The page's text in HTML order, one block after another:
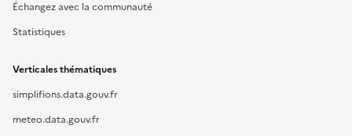
Échangez avec la communauté
Statistiques
Verticales thématiques
simplifions.data.gouv.fr
meteo.data.gouv.fr